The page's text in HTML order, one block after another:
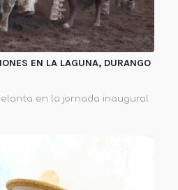
EN LA LAGUNA, DURANGO
en la jornada inaugural